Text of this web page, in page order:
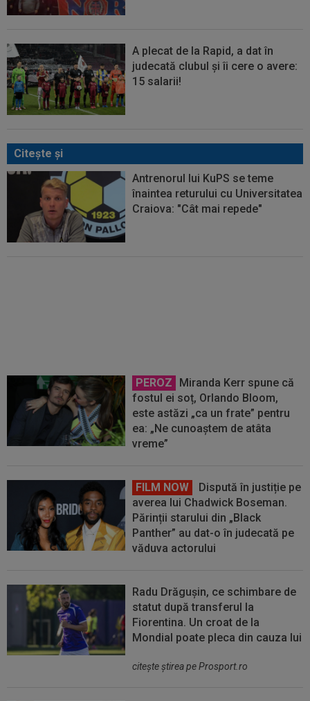
A plecat de la Rapid, a dat în
judecată clubul și îi cere o avere:
15 salarii!
Citeşte şi
Antrenorul lui KuPS se teme
înaintea returului cu Universitatea
Craiova: "Cât mai repede"
PEROZ
Miranda Kerr spune că
fostul ei soț, Orlando Bloom,
este astăzi „ca un frate” pentru
ea: „Ne cunoaștem de atâta
vreme”
FILM NOW
Dispută în justiție pe
averea lui Chadwick Boseman.
Părinții starului din „Black
Panther” au dat-o în judecată pe
văduva actorului
Radu Drăgușin, ce schimbare de
statut după transferul la
Fiorentina. Un croat de la
Mondial poate pleca din cauza lui
citeşte ştirea pe Prosport.ro